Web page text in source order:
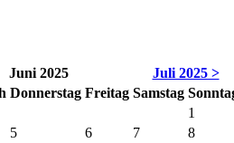
Juni 2025
Juli 2025 >
Donnerstag Freitag Samstag
1
5 6 7
8